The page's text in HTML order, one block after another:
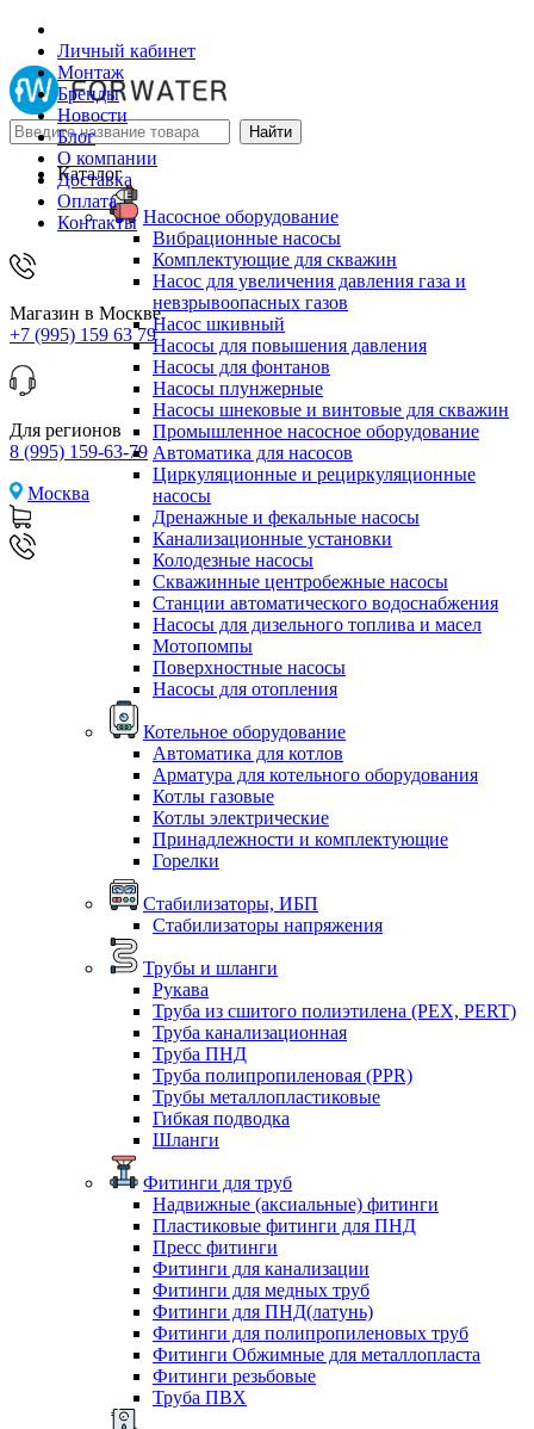
Личный кабинет
Монтаж
Бренды
Новости
Блог
О компании
Доставка
Оплата
Контакты
Магазин в Москве
+7 (995) 159 63 79
Для регионов
8 (995) 159-63-79
Москва
Каталог
Насосное оборудование
Вибрационные насосы
Комплектующие для скважин
Насос для увеличения давления газа и
невзрывоопасных газов
Насос шкивный
Насосы для повышения давления
Насосы для фонтанов
Насосы плунжерные
Насосы шнековые и винтовые для скважин
Промышленное насосное оборудование
Автоматика для насосов
Циркуляционные и рециркуляционные
насосы
Дренажные и фекальные насосы
Канализационные установки
Колодезные насосы
Скважинные центробежные насосы
Станции автоматического водоснабжения
Насосы для дизельного топлива и масел
Мотопомпы
Поверхностные насосы
Насосы для отопления
Котельное оборудование
Автоматика для котлов
Арматура для котельного оборудования
Котлы газовые
Котлы электрические
Принадлежности и комплектующие
Горелки
Стабилизаторы, ИБП
Стабилизаторы напряжения
Трубы и шланги
Рукава
Труба из сшитого полиэтилена (PEX, PERT)
Труба канализационная
Труба ПНД
Труба полипропиленовая (PPR)
Трубы металлопластиковые
Гибкая подводка
Шланги
Фитинги для труб
Надвижные (аксиальные) фитинги
Пластиковые фитинги для ПНД
Пресс фитинги
Фитинги для канализации
Фитинги для медных труб
Фитинги для ПНД(латунь)
Фитинги для полипропиленовых труб
Фитинги Обжимные для металлопласта
Фитинги резьбовые
Труба ПВХ